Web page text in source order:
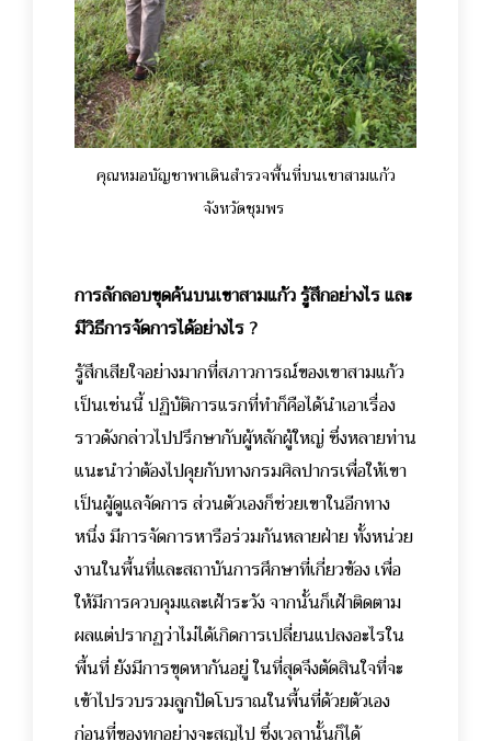
คุณหมอบัญชาพาเดินสำรวจพื้นที่บนเขาสามแก้ว
จังหวัดชุมพร
การลักลอบขุดค้นบนเขาสามแก้ว รู้สึกอย่างไรและ
มีวิธีการจัดการได้อย่างไร ?
รู้สึกเสียใจอย่างมากที่สภาวการณ์ของเขาสามแก้ว
เป็นเช่นนี้ ปฏิบัติการแรกที่ทำก็คือได้นำเอาเรื่อง
ราวดังกล่าวไปปรึกษากับผู้หลักผู้ใหญ่ ซึ่งหลายท่าน
แนะนำว่าต้องไปคุยกับทางกรมศิลปากรเพื่อให้เขา
เป็นผู้ดูแลจัดการ ส่วนตัวเองก็ช่วยเขาในอีกทาง
หนึ่ง มีการจัดการหารือร่วมกันหลายฝ่าย ทั้งหน่วย
งานในพื้นที่และสถาบันการศึกษาที่เกี่ยวข้อง เพื่อ
ให้มีการควบคุมและเฝ้าระวัง จากนั้นก็เฝ้าติดตาม
ผลแต่ปรากฏว่าไม่ได้เกิดการเปลี่ยนแปลงอะไรใน
พื้นที่ ยังมีการขุดหากันอยู่ ในที่สุดจึงตัดสินใจที่จะ
เข้าไปรวบรวมลูกปัดโบราณในพื้นที่ด้วยตัวเอง
ก่อนที่ของทุกอย่างจะสูญไป ซึ่งเวลานั้นก็ได้